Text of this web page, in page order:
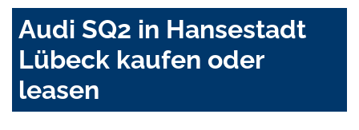
Audi SQ2 in Hansestadt
Lübeck kaufen oder
leasen